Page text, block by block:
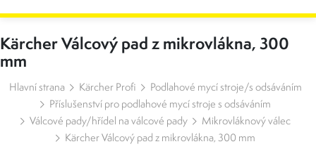
Kärcher Válcový pad z mikrovlákna, 300
mm
Hlavní strana Kärcher Profi
Podlahové mycí stroje/s odsáváním
Příslušenství pro podlahové mycí stroje s odsáváním
Válcové pady/hřídel na válcové pady
Mikrovláknový válec
Kärcher Válcový pad z mikrovlákna, 300 mm